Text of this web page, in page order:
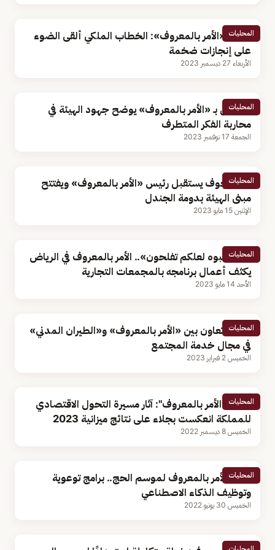
المحليات
رئيس «الأمر بالمعروف»: الخطاب الملكي ألقى الضوء
على إنجازات ضخمة
الأربعاء 27 ديسمبر 2023
المحليات
مسؤول بـ «الأمر بالمعروف» يوضح جهود الهيئة في
محاربة الفكر المتطرف
الجمعة 17 نوفمبر 2023
المحليات
أمير الجوف يستقبل رئيس «الأمر بالمعروف» ويفتتح
مبنى الهيئة بدومة الجندل
الإثنين 15 مايو 2023
المحليات
«فاجتنبوه لعلكم تفلحون».. الأمر بالمعروف في الرياض
يكثف أعمال برنامجه بالمجمعات التجارية
الأحد 14 مايو 2023
المحليات
مذكرة تعاون بين «الأمر بالمعروف» و«الطيران المدني»
في مجال خدمة المجتمع
الخميس 2 فبراير 2023
المحليات
رئيس "الأمر بالمعروف": آثار مسيرة التحول الاقتصادي
للمملكة انعكست بجلاء على نتائج ميزانية 2023
الخميس 8 ديسمبر 2022
المحليات
خطة الأمر بالمعروف لموسم الحج.. برامج توعوية
وتوظيف الذكاء الاصطناعي
الخميس 30 يونيو 2022